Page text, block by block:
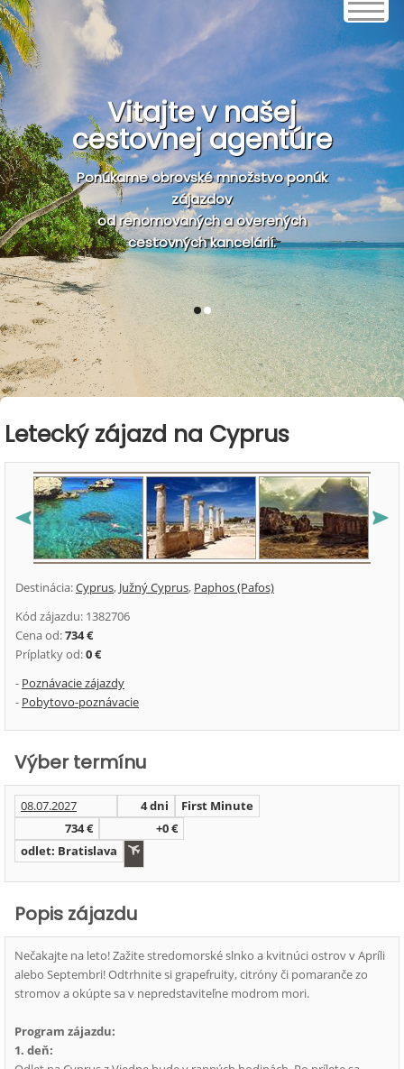
Vitajte v našej
cestovnej agentúre
Ponúkame obrovské množstvo ponúk
zájazdov
od renomovaných a overených
cestovných kancelárií.
1 2
Letecký zájazd na Cyprus
Destinácia:Cyprus, Južný Cyprus, Paphos (Pafos)
Kód zájazdu: 1382706
Cena od:734 €
Príplatky od:0 €
- Poznávacie zájazdy
- Pobytovo-poznávacie
Výber termínu
08.07.2027 4 dni
First Minute
734 €
+0 €
odlet: Bratislava
Popis zájazdu
Nečakajte na leto! Zažite stredomorské slnko a kvitnúci ostrov v Apríli
alebo Septembri! Odtrhnite si grapefruity, citróny či pomaranče zo
stromov a okúpte sa v nepredstaviteľne modrom mori.
Program zájazdu:
1. deň: